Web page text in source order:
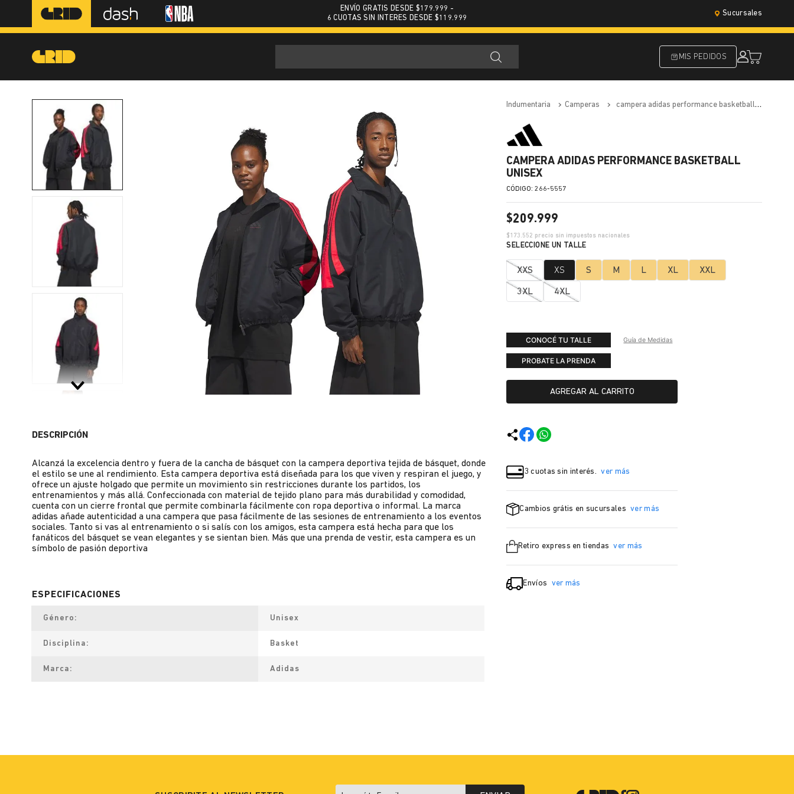
ENVÍO GRATIS DESDE $179.999 -
6 CUOTAS SIN INTERES DESDE $119.999
Sucursales
MIS PEDIDOS
DESCRIPCIÓN
Alcanzá la excelencia dentro y fuera de la cancha de básquet con la campera deportiva tejida de básquet, donde
el estilo se une al rendimiento. Esta campera deportiva está diseñada para los que viven y respiran el juego, y
ofrece un ajuste holgado que permite un movimiento sin restricciones durante los partidos, los
entrenamientos y más allá. Confeccionada con material de tejido plano para más durabilidad y comodidad,
cuenta con un cierre frontal que permite combinarla fácilmente con ropa deportiva o informal. La marca
adidas añade autenticidad a una campera que pasa fácilmente de las sesiones de entrenamiento a los eventos
sociales. Tanto si vas al entrenamiento o si salís con los amigos, esta campera está hecha para que los
fanáticos del básquet se vean elegantes y se sientan bien. Más que una prenda de vestir, esta campera es un
símbolo de pasión deportiva
Género Unisex
Disciplina Basket
Marca Adidas
indumentaria camperas campera adidas performance basketball unisex
CAMPERA ADIDAS PERFORMANCE BASKETBALL
UNISEX
:266-5557
$209.999
$173.552 precio sin impuestos nacionales
XXS XS S M L XL XXL
3XL 4XL
CONOCÉ TU TALLE Guía de Medidas
PROBATE LA PRENDA
AGREGAR AL CARRITO
3 cuotas sin interés. ver más
Cambios grátis en sucursales ver más
Retiro express en tiendas ver más
Envíos ver más